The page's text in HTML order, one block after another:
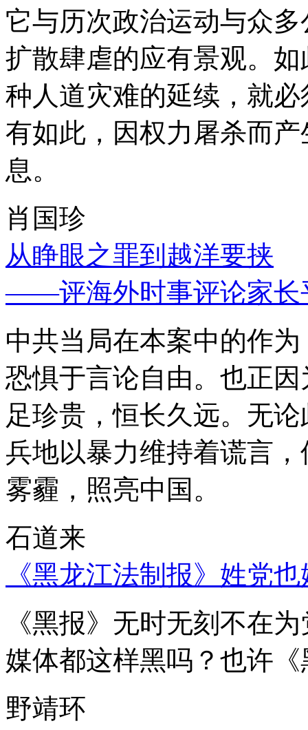
它与历次政治运动与众
扩散肆虐的应有景观。
种人道灾难的延续，就
有如此，因权力屠杀而
息。
肖国珍
从睁眼之罪到越洋要挟
——评海外时事评论家长
中共当局在本案中的作
恐惧于言论自由。也正
足珍贵，恒长久远。无
兵地以暴力维持着谎言
雾霾，照亮中国。
石道来
《黑龙江法制报》姓党
《黑报》无时无刻不在
媒体都这样黑吗？也许
野靖环